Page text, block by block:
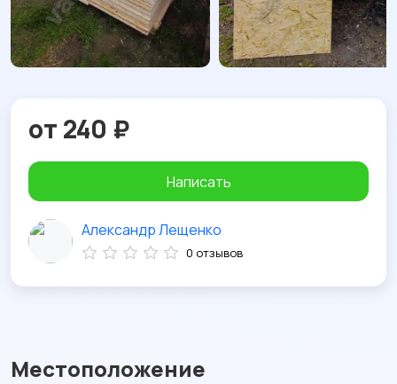
Местоположение
от 240 ₽
Написать
Александр Лещенко
0 отзывов